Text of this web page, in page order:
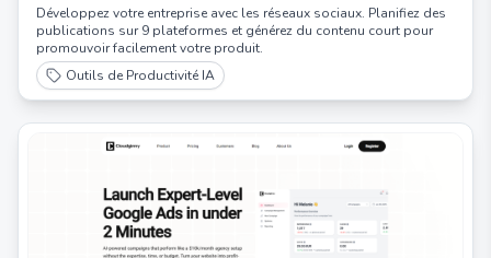
Développez votre entreprise avec les réseaux sociaux. Planifiez des
publications sur 9 plateformes et générez du contenu court pour
promouvoir facilement votre produit.
Outils de Productivité IA